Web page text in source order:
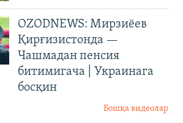
OZODNEWS: Мирзиёев
Қирғизистонда —
Чашмадан пенсия
битимигача | Украинага
босқин
Бошқа видеолар